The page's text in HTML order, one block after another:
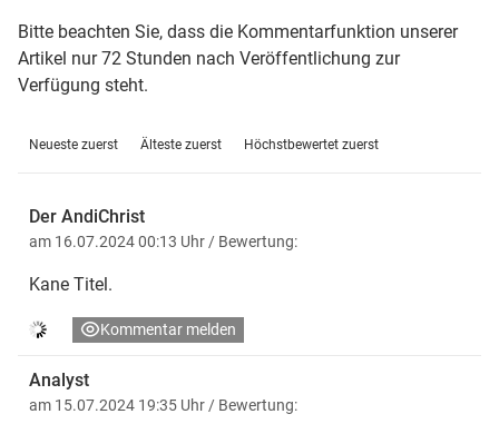
Bitte beachten Sie, dass die Kommentarfunktion unserer
Artikel nur 72 Stunden nach Veröffentlichung zur
Verfügung steht.
Neueste zuerst Älteste zuerst Höchstbewertet zuerst
Der AndiChrist
am 16.07.2024 00:13 Uhr / Bewertung:
Kane Titel.
Kommentar melden
Analyst
am 15.07.2024 19:35 Uhr / Bewertung: